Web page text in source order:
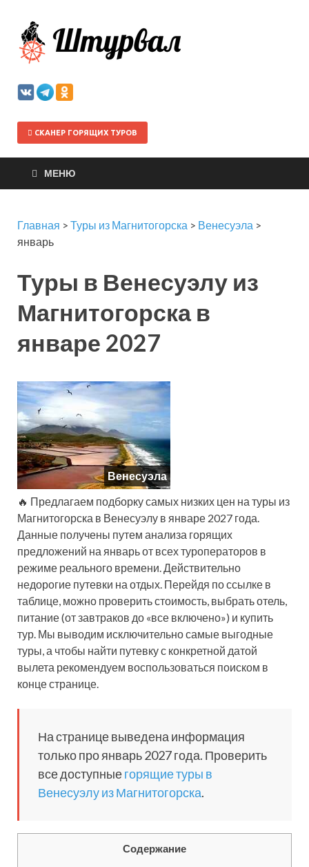
СКАНЕР ГОРЯЩИХ ТУРОВ
МЕНЮ
Главная > Туры из Магнитогорска > Венесуэла >
январь
Туры в Венесуэлу из
Магнитогорска в
январе 2027
Венесуэла
🔥 Предлагаем подборку самых низких цен на туры из
Магнитогорска в Венесуэлу в январе 2027 года.
Данные получены путем анализа горящих
предложений на январь от всех туроператоров в
режиме реального времени. Действительно
недорогие путевки на отдых. Перейдя по ссылке в
таблице, можно проверить стоимость, выбрать отель,
питание (от завтраков до «все включено») и купить
тур. Мы выводим исключительно самые выгодные
туры, а чтобы найти путевку с конкретной датой
вылета рекомендуем воспользоваться поиском в
конце странице.
На странице выведена информация
только про январь 2027 года. Проверить
все доступныегорящие туры в
Венесуэлу из Магнитогорска.
Содержание